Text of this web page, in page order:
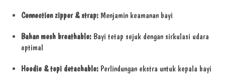
Connection zipper & strap: Menjamin keamanan bayi
Bahan mesh breathable: Bayi tetap sejuk dengan sirkulasi udara
optimal
Hoodie & topi detachable: Perlindungan ekstra untuk kepala bayi